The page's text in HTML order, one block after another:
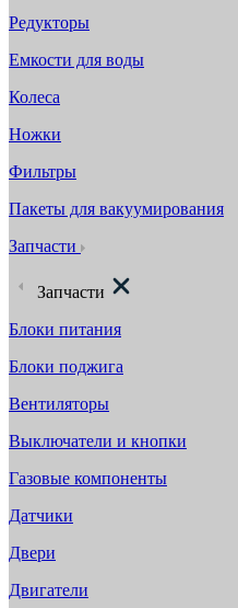
Редукторы
Емкости для воды
Колеса
Ножки
Фильтры
Пакеты для вакуумирования
Запчасти
Запчасти
Блоки питания
Блоки поджига
Вентиляторы
Выключатели и кнопки
Газовые компоненты
Датчики
Двери
Двигатели